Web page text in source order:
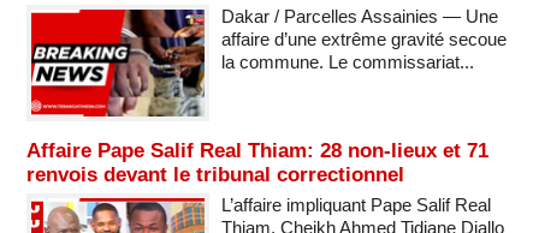
Dakar / Parcelles Assainies — Une
affaire d’une extrême gravité secoue
la commune. Le commissariat...
Affaire Pape Salif Real Thiam: 28 non-lieux et 71
renvois devant le tribunal correctionnel
L’affaire impliquant Pape Salif Real
Thiam, Cheikh Ahmed Tidiane Diallo